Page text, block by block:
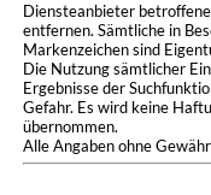
Diensteanbieter
entfernen. Sämtliche in
Markenzeichen sind
Die Nutzung sämtlicher
Ergebnisse der
Gefahr. Es wird keine
übernommen.
Alle Angaben ohne